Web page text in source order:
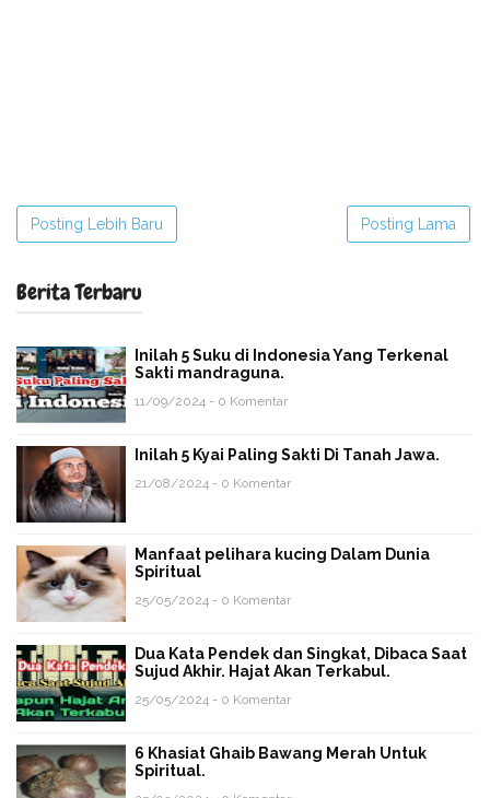
Posting Lebih Baru Posting Lama
Berita Terbaru
Inilah 5 Suku di Indonesia Yang Terkenal
Sakti mandraguna.
11/09/2024 - 0 Komentar
Inilah 5 Kyai Paling Sakti Di Tanah Jawa.
21/08/2024 - 0 Komentar
Manfaat pelihara kucing Dalam Dunia
Spiritual
25/05/2024 - 0 Komentar
Dua Kata Pendek dan Singkat, Dibaca Saat
Sujud Akhir. Hajat Akan Terkabul.
25/05/2024 - 0 Komentar
6 Khasiat Ghaib Bawang Merah Untuk
Spiritual.